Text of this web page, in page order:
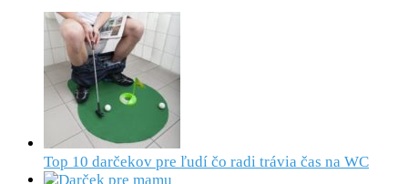
Top 10 darčekov pre ľudí čo radi trávia čas na WC